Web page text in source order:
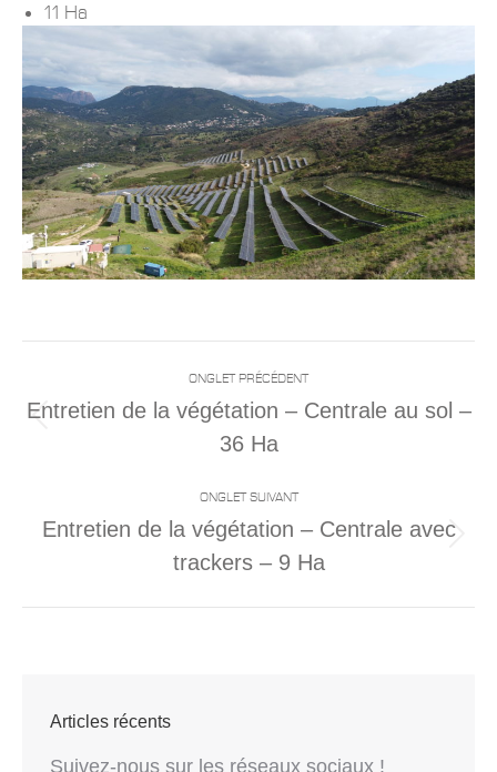
11 Ha
commentaire
ONGLET PRÉCÉDENT
précédent
Entretien de la végétation – Centrale au sol –
36 Ha
ONGLET SUIVANT
similaires
Entretien de la végétation – Centrale avec
trackers – 9 Ha
Articles récents
Suivez-nous sur les réseaux sociaux !